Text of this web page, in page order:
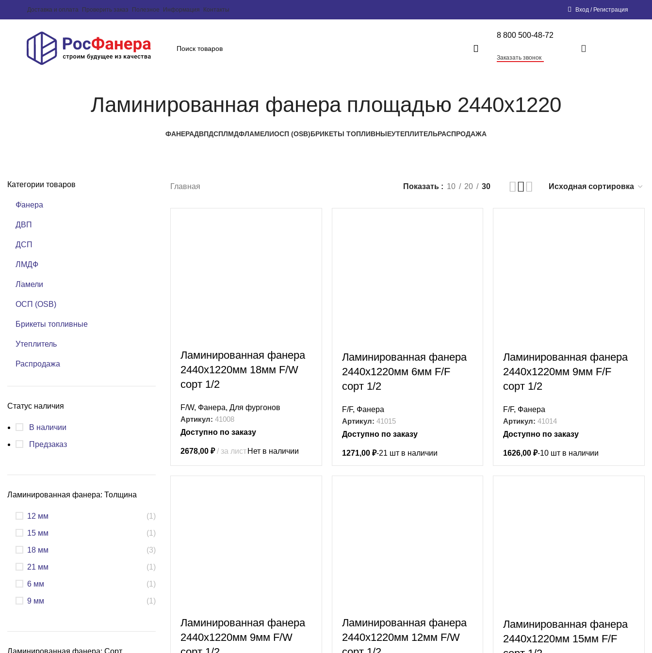
Доставка и оплата Проверить заказ Полезное Информация Контакты Вход / Регистрация
8 800 500-48-72
Заказать звонок
Ламинированная фанера площадью 2440x1220
ФАНЕРАДВПДСПЛМДФЛАМЕЛИОСП (OSB)БРИКЕТЫ ТОПЛИВНЫЕУТЕПЛИТЕЛЬРАСПРОДАЖА
Категории товаров
Фанера
ДВП
ДСП
ЛМДФ
Ламели
ОСП (OSB)
Брикеты топливные
Утеплитель
Распродажа
Статус наличия
В наличии
Предзаказ
Ламинированная фанера: Толщина
12 мм (1)
15 мм (1)
18 мм (3)
21 мм (1)
6 мм (1)
9 мм (1)
Ламинированная фанера: Сорт
Главная Показать 10 20 30
Ламинированная фанера
2440х1220мм 18мм F/W
сорт 1/2
F/W, Фанера, Для фургонов
Артикул: 41008
Доступно по заказу
2678,00 ₽ за лист Нет в наличии
Ламинированная фанера
2440х1220мм 6мм F/F
сорт 1/2
F/F, Фанера
Артикул: 41015
Доступно по заказу
1271,00 ₽-21 шт в наличии
Ламинированная фанера
2440х1220мм 9мм F/F
сорт 1/2
F/F, Фанера
Артикул:41014
Доступно по заказу
1626,00₽-10 шт в наличии
Ламинированная фанера
2440х1220мм 9мм F/W
Ламинированная фанера
2440х1220мм 12мм F/W
Ламинированная фанера
2440х1220мм 15мм F/F